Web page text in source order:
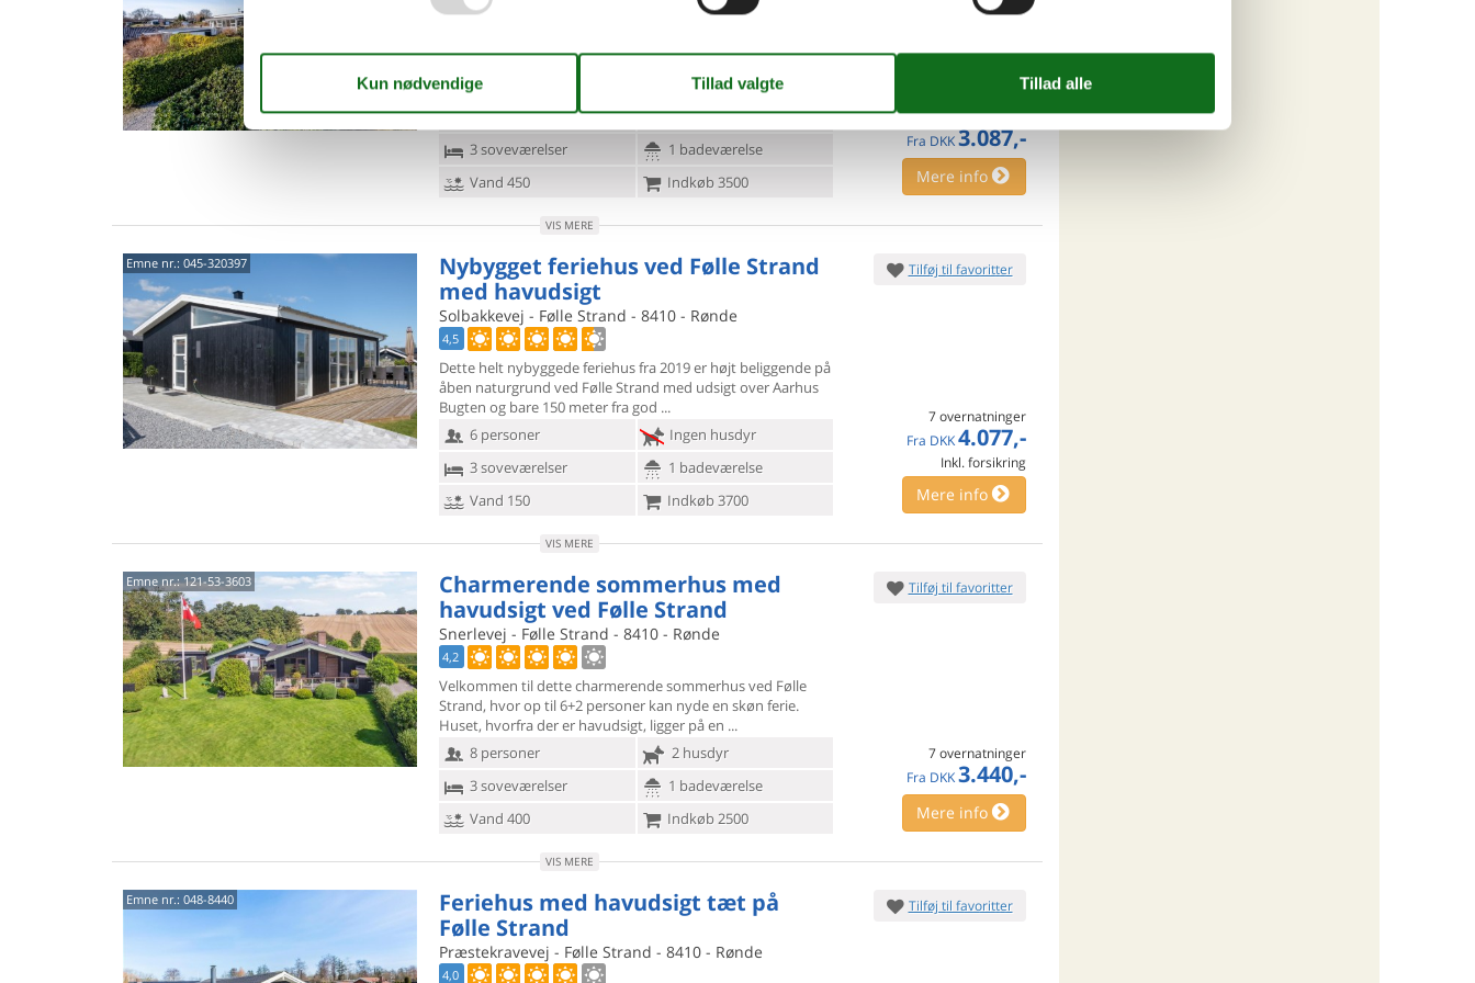
5,0
I det dejlige Følle Strand ligger dette hyggelige sommerhus.
ligger på en lille, lukket grusvej
6 personer
1 husdyr
3 soveværelser
1 badeværelse
Vand 450
Indkøb 3500
7 overnatninger
Fra DKK3.087,-
Mere info
VIS MERE
Emne nr.: 045-320397
Nybygget feriehus ved Følle Strand
med havudsigt
Solbakkevej - Følle Strand - 8410 - Rønde
4,5
Dette helt nybyggede feriehus fra 2019 er højt beliggende på
åben naturgrund ved Følle Strand med udsigt over Aarhus
Bugten og bare 150 meter fra god
6 personer
Ingen husdyr
3 soveværelser
1 badeværelse
Vand 150
Indkøb 3700
Tilføj til favoritter
7 overnatninger
Fra DKK 4.077,-
Inkl. forsikring
Mere info
VIS MERE
Emne nr.:121-53-3603
Charmerende sommerhus med
havudsigt ved Følle Strand
Snerlevej - Følle Strand - 8410 - Rønde
4,2
Velkommen til dette charmerende sommerhus ved Følle
Strand, hvor op til 6+2 personer kan nyde en skøn ferie.
Huset, hvorfra der er havudsigt, ligger på en
8 personer
2 husdyr
3 soveværelser
1 badeværelse
Vand 400
Indkøb 2500
Tilføj til favoritter
7 overnatninger
Fra DKK 3.440,-
Mere info
VIS MERE
Emne nr.: 048-8440
Feriehus med havudsigt tæt på
Følle Strand
Præstekravevej - Følle Strand - 8410 - Rønde
4,0
Tilføj til favoritter